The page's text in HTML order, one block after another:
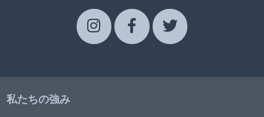
私たちの強み